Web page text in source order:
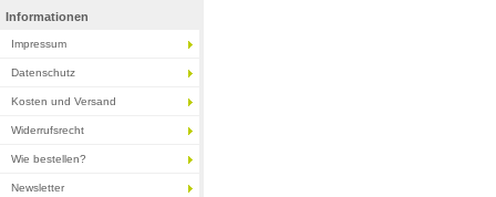
Informationen
Impressum
Datenschutz
Kosten und Versand
Widerrufsrecht
Wie bestellen?
Newsletter